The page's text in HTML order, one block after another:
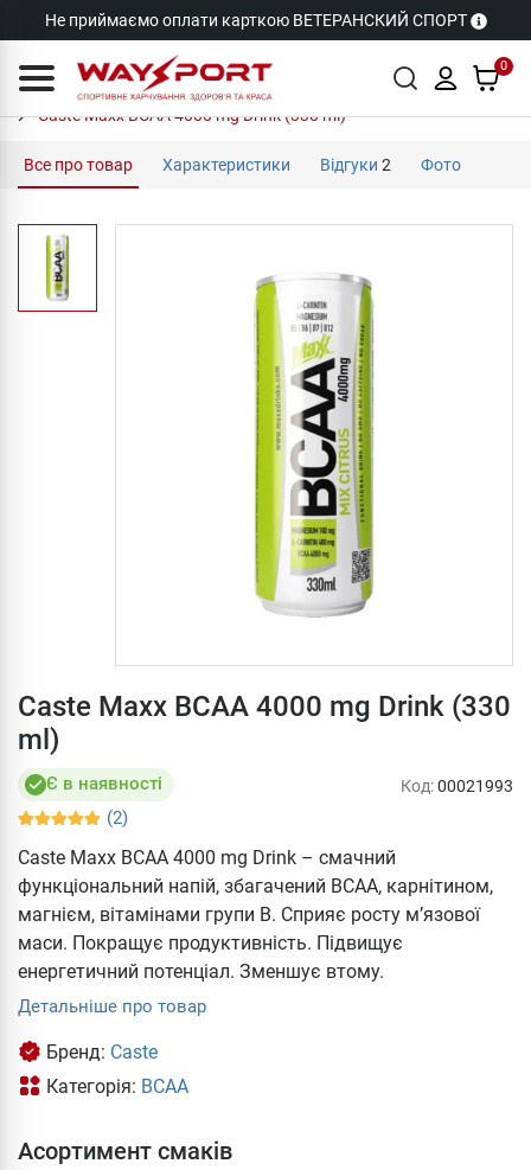
Не приймаємо оплати карткою ВЕТЕРАНСКИЙ СПОРТ
0
Caste Maxx BCAA 4000 mg Drink (330 ml)
Все про товар Характеристики Відгуки 2 Фото
Caste Maxx BCAA 4000 mg Drink (330
ml)
Є в наявності
(2)
Код:00021993
Caste Maxx BCAA 4000 mg Drink – смачний
функціональний напій, збагачений ВСАА, карнітином,
магнієм, вітамінами групи В. Сприяє росту м’язової
маси. Покращує продуктивність. Підвищує
енергетичний потенціал. Зменшує втому.
Детальніше про товар
Бренд: Caste
Категорія: BCAA
Асортимент смаків